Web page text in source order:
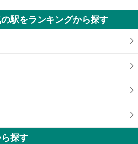
万円
駅をランキングから探す
探す